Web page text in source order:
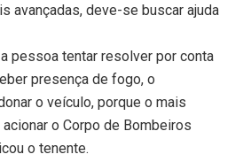
avançadas, deve-se buscar ajuda
pessoa tentar resolver por conta
presença de fogo, o
o veículo, porque o mais
o Corpo de Bombeiros
o tenente.